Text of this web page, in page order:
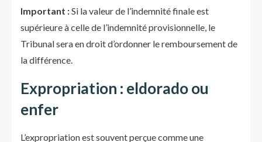
Important :Si la valeur de l’indemnité finale est
supérieure à celle de l’indemnité provisionnelle, le
Tribunal sera en droit d’ordonner le remboursement de
la différence.
Expropriation : eldorado ou
enfer
L’expropriation est souvent perçue comme une